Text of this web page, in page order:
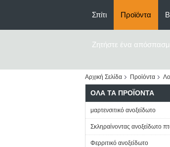
Σπίτι Προϊόντα
Ζητήστε ένα
Αρχική Σελίδα Προϊόντα
ΌΛΑ ΤΑ ΠΡΟΪΌΝΤΑ
μαρτενσιτικό ανοξείδωτο
Σκληραίνοντας ανοξείδωτο
Φερριτικό ανοξείδωτο